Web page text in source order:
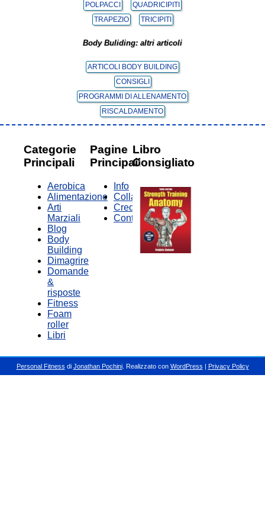
POLPACCI
QUADRICIPITI
TRAPEZIO
TRICIPITI
Body Buliding: altri articoli
ARTICOLI BODY BUILDING
CONSIGLI
PROGRAMMI DI ALLENAMENTO
RISCALDAMENTO
Categorie
Principali
Aerobica
Alimentazione
Arti
Marziali
Blog
Body
Building
Dimagrire
Domande
&
risposte
Fitness
Foam
roller
Libri
Pagine
Principali
Info
Collabora
Credits
Contatti
Libro
Consigliato
Personal Fitness di Jonathan Pochini. Realizzato con WordPress | Privacy Policy